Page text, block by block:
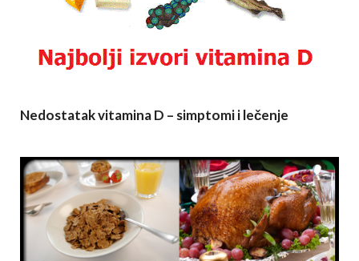
Nedostatak vitamina D – simptomi i lečenje